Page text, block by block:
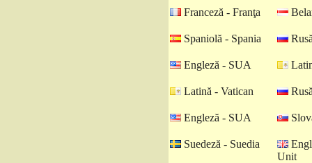
Franceză - Franţa
Spaniolă - Spania
Engleză - SUA
Latină - Vatican
Engleză - SUA
Suedeză - Suedia
Unit